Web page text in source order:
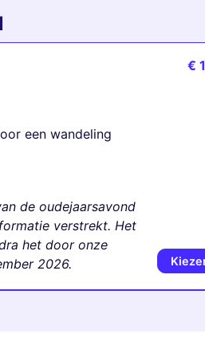
een wandeling
de oudejaarsavond
verstrekt. Het
het door onze
2026.
€